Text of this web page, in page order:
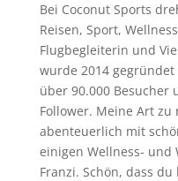
Bei Coconut Sports
Reisen, Sport,
Flugbegleiterin und
wurde 2014
über 90.000 Besucher
Follower. Meine Art
abenteuerlich mit
einigen Wellness-
Franzi. Schön, dass